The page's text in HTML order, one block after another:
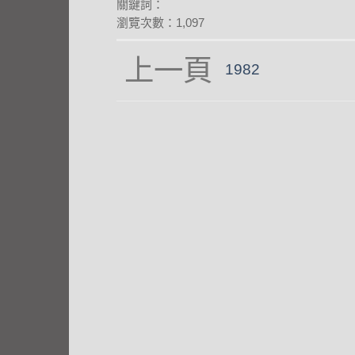
關鍵詞：
瀏覽次數：1,097
1982